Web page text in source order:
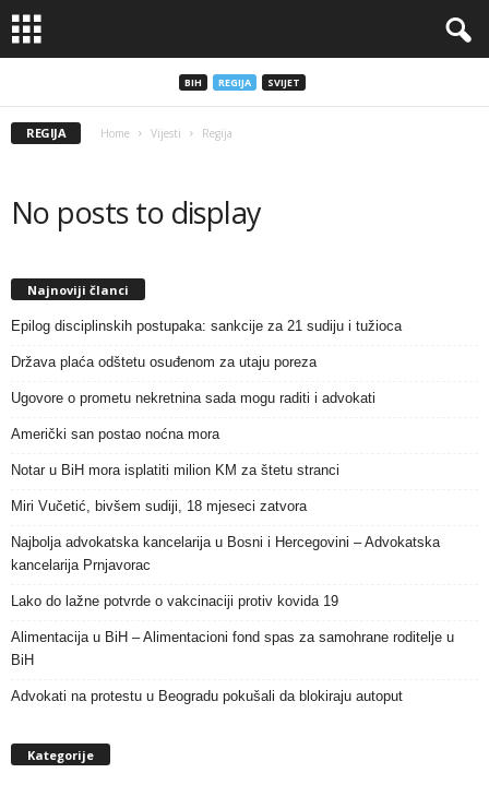
BIH REGIJA SVIJET
REGIJA Home Vijesti Regija
No posts to display
Najnoviji članci
Epilog disciplinskih postupaka: sankcije za 21 sudiju i tužioca
Država plaća odštetu osuđenom za utaju poreza
Ugovore o prometu nekretnina sada mogu raditi i advokati
Američki san postao noćna mora
Notar u BiH mora isplatiti milion KM za štetu stranci
Miri Vučetić, bivšem sudiji, 18 mjeseci zatvora
Najbolja advokatska kancelarija u Bosni i Hercegovini – Advokatska
kancelarija Prnjavorac
Lako do lažne potvrde o vakcinaciji protiv kovida 19
Alimentacija u BiH – Alimentacioni fond spas za samohrane roditelje u
BiH
Advokati na protestu u Beogradu pokušali da blokiraju autoput
Kategorije